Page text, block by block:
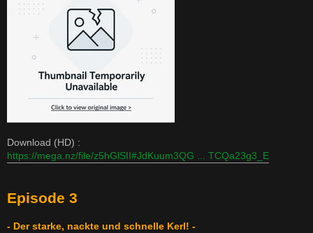
Download (HD) :
https://mega.nz/file/z5hGlSII#JdKuum3QG ... TCQa23g3_E
Episode 3
- Der starke, nackte und schnelle Kerl! -